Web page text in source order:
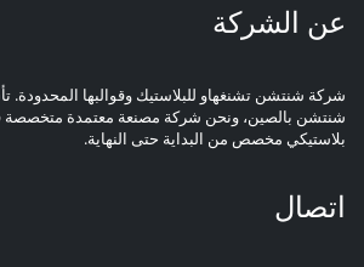
عن الشركة
شنتشن بالصين، ونحن شركة مصنعة معتمدة متخصصة
بلاستيكي مخصص من البداية حتى النهاية.
اتصال